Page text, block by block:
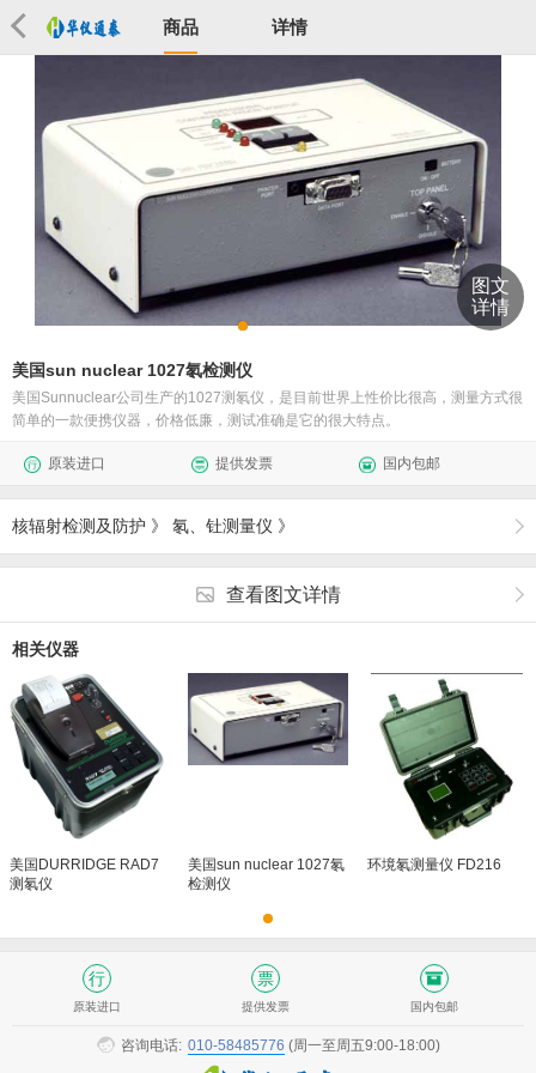
商品 详情
图文
详情
美国sun nuclear 1027氡检测仪
美国Sunnuclear公司生产的1027测氡仪，是目前世界上性价比很高，测量方式很
简单的一款便携仪器，价格低廉，测试准确是它的很大特点。
原装进口 提供发票 国内包邮
核辐射检测及防护 》 氡、钍测量仪 》
查看图文详情
相关仪器
美国DURRIDGE RAD7
测氡仪
美国sun nuclear 1027氡
检测仪
环境氡测量仪 FD216
原装进口 提供发票 国内包邮
咨询电话: 010-58485776 (周一至周五9:00-18:00)